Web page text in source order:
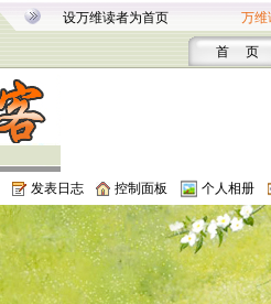
设万维读者为首页 万维
首 页
发表日志 控制面板 个人相册